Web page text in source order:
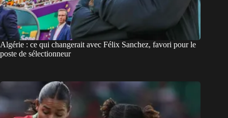
Algérie : ce qui changerait avec Félix Sanchez, favori pour le
poste de sélectionneur